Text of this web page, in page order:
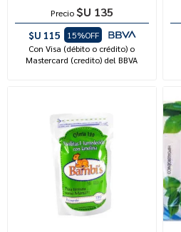
Precio $U 135
$U 115
15%OFF
Con Visa (débito o crédito) o
Mastercard (credito) del BBVA